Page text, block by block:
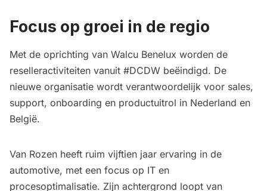
Focus op groei in de regio
Met de oprichting van Walcu Benelux worden de
reselleractiviteiten vanuit #DCDW beëindigd. De
nieuwe organisatie wordt verantwoordelijk voor sales,
support, onboarding en productuitrol in Nederland en
België.
Van Rozen heeft ruim vijftien jaar ervaring in de
automotive, met een focus op IT en
procesoptimalisatie. Zijn achtergrond loopt van